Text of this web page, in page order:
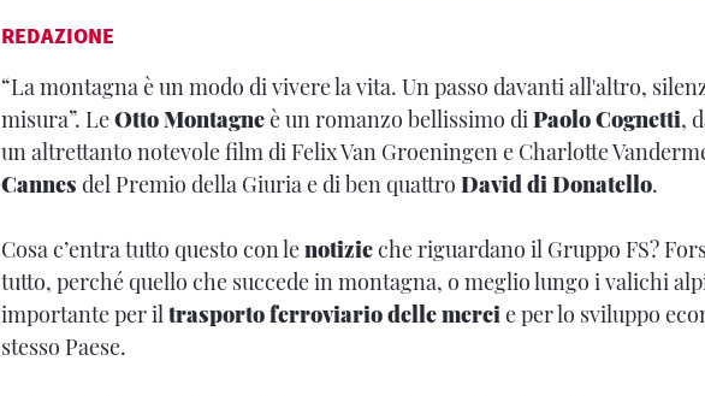
REDAZIONE
“La montagna è un modo di vivere la vita. Un passo davanti all'altro,
misura”. LeOtto Montagneè un romanzo bellissimo diPaolo Cognetti,
un altrettanto notevole film di Felix Van Groeningen e Charlotte
Cannes del Premio della Giuria e di ben quattro David di Donatello.
Cosa c’entra tutto questo con lenotizieche riguardano il Gruppo FS?
tutto, perché quello che succede in montagna, o meglio lungo i valichi
importante per iltrasporto ferroviario delle mercie per lo sviluppo
stesso Paese.